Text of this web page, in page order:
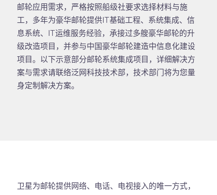
邮轮应用需求，严格按照船级社要求选择材料与施
工，多年为豪华邮轮提供IT基础工程、系统集成、信
息系统、IT运维服务经验，承接过多艘豪华邮轮的升
级改造项目，并参与中国豪华邮轮建造中信息化建设
项目。以下示意部分邮轮系统集成项目，详细解决方
案与需求请联络泛网科技技术部，技术部门将为您量
身定制解决方案。
卫星为邮轮提供网络、电话、电视接入的唯一方式，